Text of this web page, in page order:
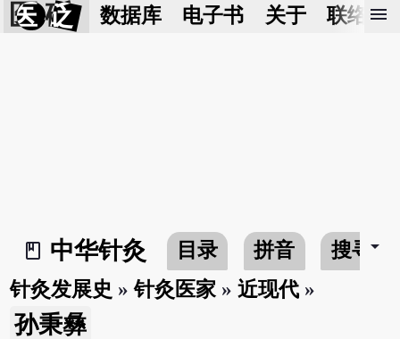
医 砭 数据库 电子书 关于 联络我
menu
book_2
中华针灸 目录 拼音 搜寻arrow_drop_down
针灸发展史 »针灸医家 »近现代 »
孙秉彝